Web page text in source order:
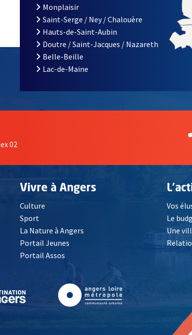
fenêtre
nouvelle fenêtre
RSS
Monplaisir
Saint-Serge / Ney / Chalouère
Hauts-de-Saint-Aubin
Doutre / Saint-Jacques / Nazareth
Belle-Beille
Lac-de-Maine
02
Vivre à Angers
Culture
Sport
La Nature à Angers
Portail Jeunes
Portail Assos
Vos
Le
Une
fenêtre , Ouvre une nouvelle fenêtre, Ouvre une nouvelle